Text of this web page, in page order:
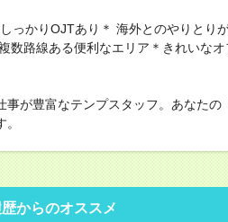
っかりOJTあり＊ 海外とのやりとり
数路線ある便利なエリア＊きれいな
が豊富なテンプスタッフ。あなたの
からのオススメ